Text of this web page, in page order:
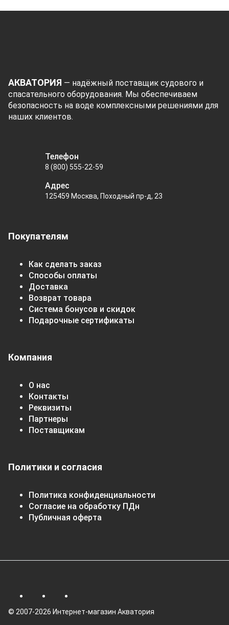
АКВАТОРИЯ — надёжный поставщик судового и
спасательного оборудования. Мы обеспечиваем
безопасность на воде комплексными решениями для
наших клиентов.
Покупателям
Как сделать заказ
Способы оплаты
Доставка
Возврат товара
Система бонусов и скидок
Подарочные сертификаты
Компания
О нас
Контакты
Реквизиты
Партнеры
Поставщикам
Политики и согласия
Политика конфиденциальности
Согласие на обработку ПДн
Публичная оферта
Телефон
8 (800) 555-22-59
Адрес
125459 Москва, Походный пр-д, 23
© 2007-2026 Интернет-магазин Акватория